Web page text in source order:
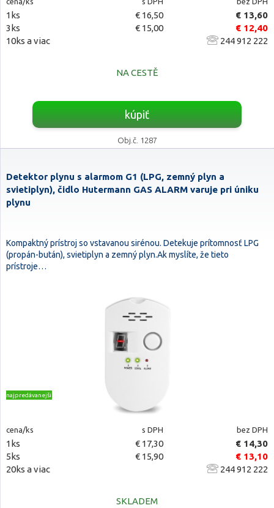
1ks € 16,50
€ 13,60
3ks
€ 15,00
€ 12,40
10ks a viac
244 912 222
NA CESTĚ
kúpiť
Obj.č. 1287
Detektor plynu s alarmom G1 (LPG, zemný plyn a
svietiplyn), čidlo Hutermann GAS ALARM varuje pri úniku
plynu
Kompaktný prístroj so vstavanou sirénou. Detekuje prítomnosť LPG
(propán-bután), svietiplyn a zemný plyn.Ak myslíte, že tieto
prístroje…
najpredávanejšie
cena/ks s DPH bez DPH
1ks € 17,30
€ 14,30
5ks
€ 15,90
€ 13,10
20ks a viac
244 912 222
SKLADEM